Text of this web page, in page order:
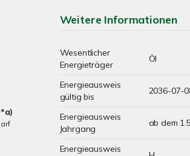
Weitere Informationen
Wesentlicher
Energieträger
Öl
Energieausweis
gültig bis
2036-07-
Energieausweis
Jahrgang
ab dem
Energieausweis